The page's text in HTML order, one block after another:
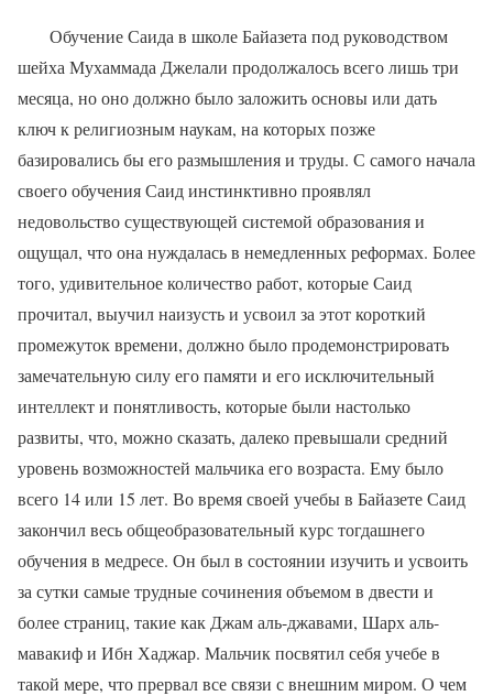
Обучение Саида в школе Байазета под руководством
шейха Мухаммада Джелали продолжалось всего лишь три
месяца, но оно должно было заложить основы или дать
ключ к религиозным наукам, на которых позже
базировались бы его размышления и труды. С самого начала
своего обучения Саид инстинктивно проявлял
недовольство существующей системой образования и
ощущал, что она нуждалась в немедленных реформах. Более
того, удивительное количество работ, которые Саид
прочитал, выучил наизусть и усвоил за этот короткий
промежуток времени, должно было продемонстрировать
замечательную силу его памяти и его исключительный
интеллект и понятливость, которые были настолько
развиты, что, можно сказать, далеко превышали средний
уровень возможностей мальчика его возраста. Ему было
всего 14 или 15 лет. Во время своей учебы в Байазете Саид
закончил весь общеобразовательный курс тогдашнего
обучения в медресе. Он был в состоянии изучить и усвоить
за сутки самые трудные сочинения объемом в двести и
более страниц, такие как Джам аль-джавами, Шарх аль-
мавакиф и Ибн Хаджар. Мальчик посвятил себя учебе в
такой мере, что прервал все связи с внешним миром. О чем